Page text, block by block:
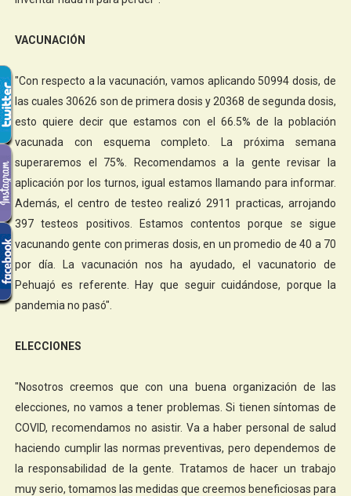
VACUNACIÓN
"Con respecto a la vacunación, vamos aplicando 50994 dosis, de
las cuales 30626 son de primera dosis y 20368 de segunda dosis,
esto quiere decir que estamos con el 66.5% de la población
vacunada con esquema completo. La próxima semana
superaremos el 75%. Recomendamos a la gente revisar la
aplicación por los turnos, igual estamos llamando para informar.
Además, el centro de testeo realizó 2911 practicas, arrojando
397 testeos positivos. Estamos contentos porque se sigue
vacunando gente con primeras dosis, en un promedio de 40 a 70
por día. La vacunación nos ha ayudado, el vacunatorio de
Pehuajó es referente. Hay que seguir cuidándose, porque la
pandemia no pasó".
ELECCIONES
"Nosotros creemos que con una buena organización de las
elecciones, no vamos a tener problemas. Si tienen síntomas de
COVID, recomendamos no asistir. Va a haber personal de salud
haciendo cumplir las normas preventivas, pero dependemos de
la responsabilidad de la gente. Tratamos de hacer un trabajo
muy serio, tomamos las medidas que creemos beneficiosas para